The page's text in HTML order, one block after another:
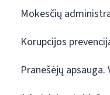
Mokesčių
Korupcijos
Pranešėjų apsauga.